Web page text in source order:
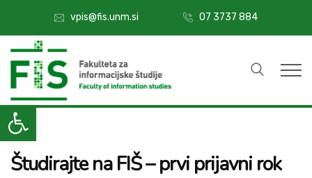
Open toolbar
vpis@fis.unm.si 07 3737 884
Študirajte na FIŠ – prvi prijavni rok